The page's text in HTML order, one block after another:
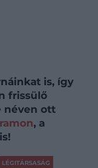
is, így
frissülő
néven ott
, a
is!
LÉGITÁRSASÁG